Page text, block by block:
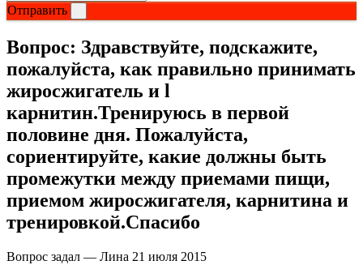
Отправить
Вопрос: Здравствуйте, подскажите,
пожалуйста, как правильно принимать
жиросжигатель и l
карнитин.Тренируюсь в первой
половине дня. Пожалуйста,
сориентируйте, какие должны быть
промежутки между приемами пищи,
приемом жиросжигателя, карнитина и
тренировкой.Спасибо
Вопрос задал — Лина 21 июля 2015